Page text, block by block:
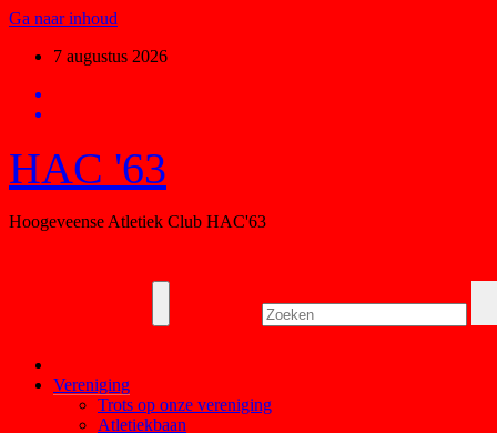
Ga naar inhoud
7 augustus 2026
HAC '63
Hoogeveense Atletiek Club HAC'63
Vereniging
Trots op onze vereniging
Atletiekbaan